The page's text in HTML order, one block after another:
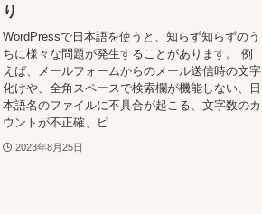
り
WordPressで日本語を使うと、知らず知らずのう
ちに様々な問題が発生することがあります。 例
えば、メールフォームからのメール送信時の文字
化けや、全角スペースで検索欄が機能しない、日
本語名のファイルに不具合が起こる、文字数のカ
ウントが不正確、ピ...
2023年8月25日